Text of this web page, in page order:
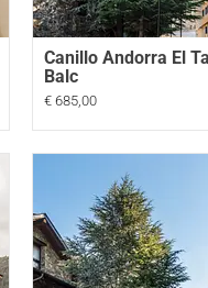
Canillo Andorra El
Balc
€ 685,00